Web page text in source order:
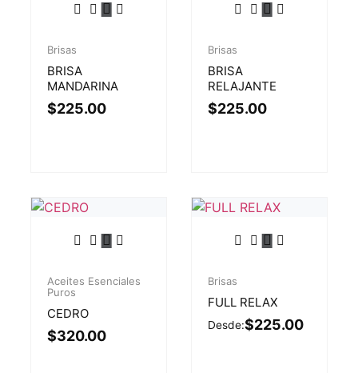
Brisas
BRISA
MANDARINA
$225.00
Brisas
BRISA
RELAJANTE
$225.00
Aceites Esenciales
Puros
CEDRO
$320.00
Brisas
FULL RELAX
Desde:$225.00